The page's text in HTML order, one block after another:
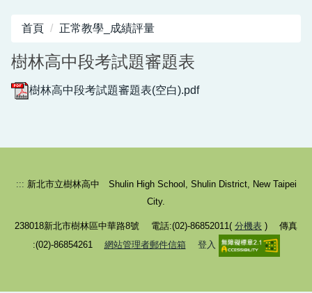
首頁 正常教學_成績評量
樹林高中段考試題審題表
樹林高中段考試題審題表(空白).pdf
::: 新北市立樹林高中 Shulin High School, Shulin District, New Taipei
City.
238018新北市樹林區中華路8號 電話:(02)-86852011( 分機表 ) 傳真
:(02)-86854261 網站管理者郵件信箱 登入